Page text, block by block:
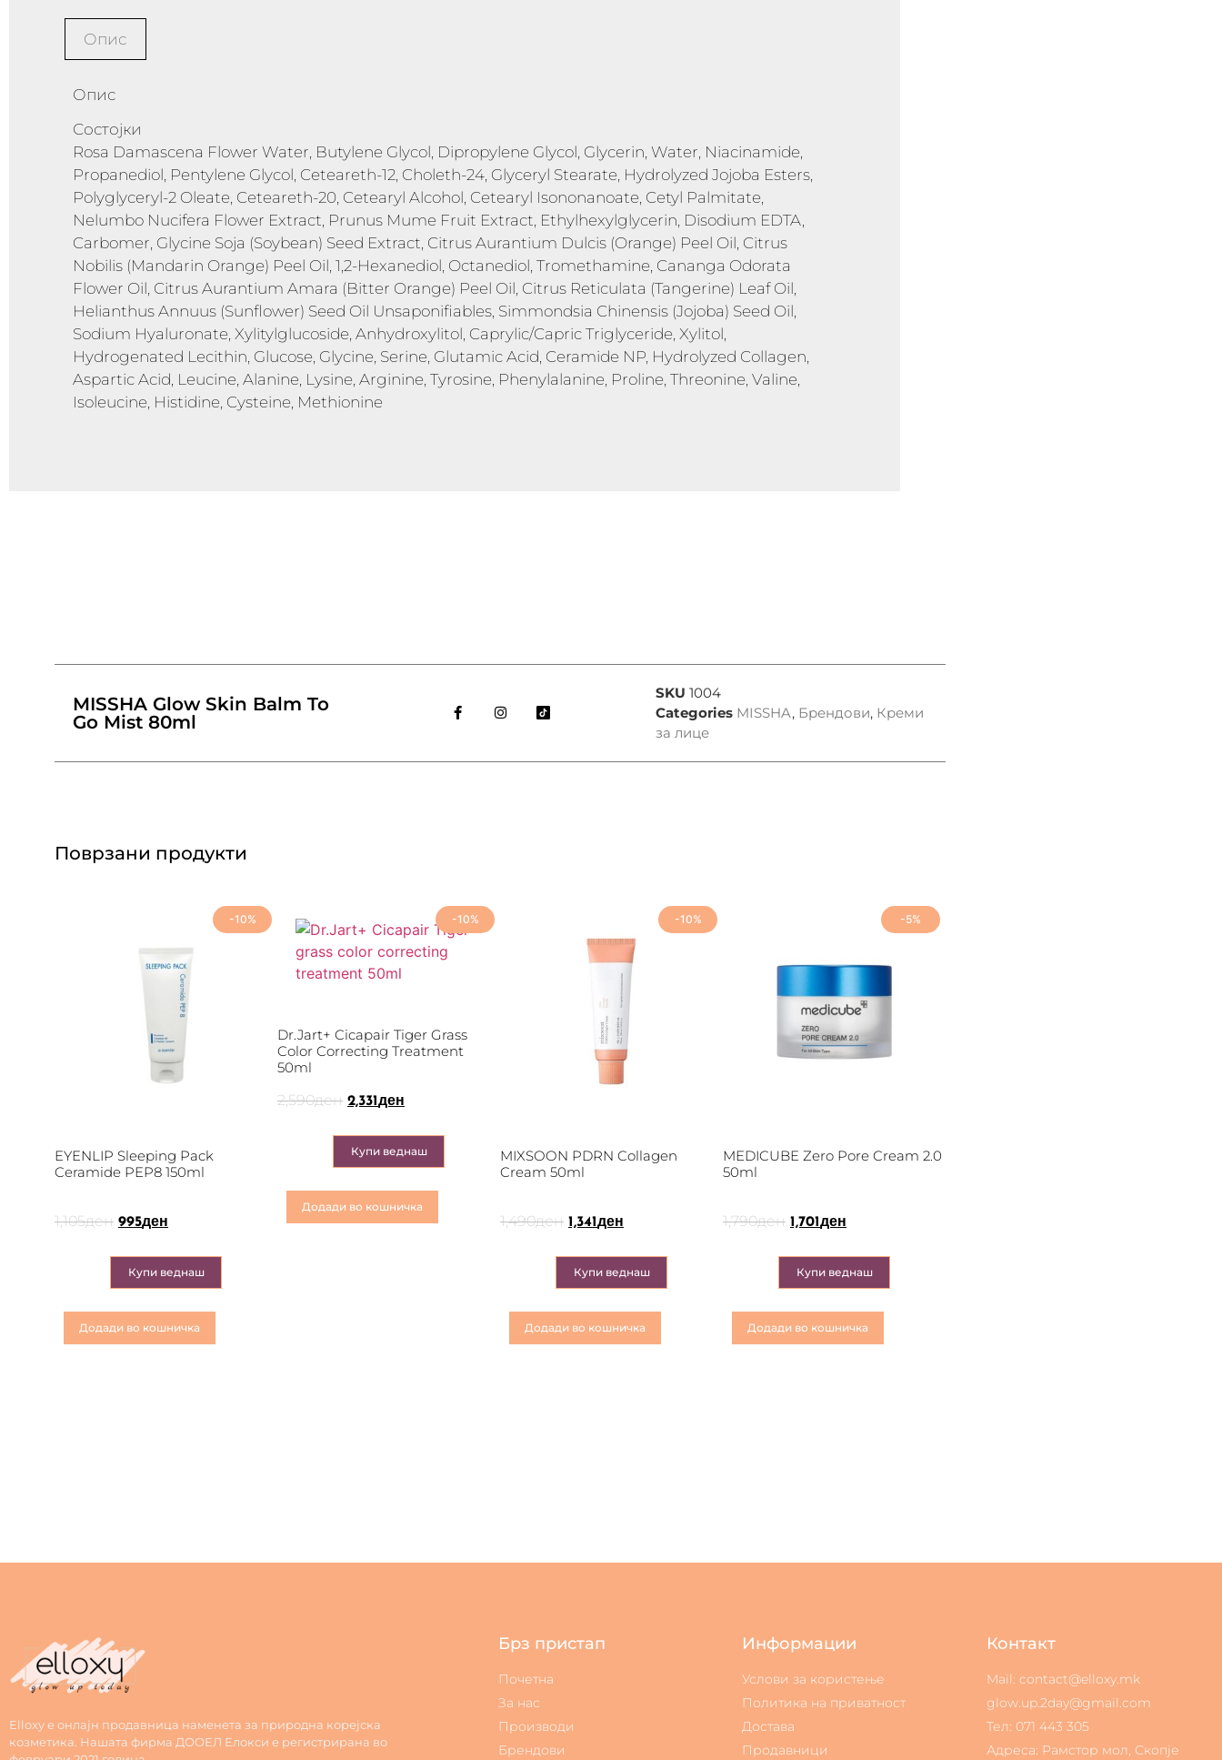
Опис
Опис
Состојки
Rosa Damascena Flower Water, Butylene Glycol, Dipropylene Glycol, Glycerin, Water, Niacinamide,
Propanediol, Pentylene Glycol, Ceteareth-12, Choleth-24, Glyceryl Stearate, Hydrolyzed Jojoba Esters,
Polyglyceryl-2 Oleate, Ceteareth-20, Cetearyl Alcohol, Cetearyl Isononanoate, Cetyl Palmitate,
Nelumbo Nucifera Flower Extract, Prunus Mume Fruit Extract, Ethylhexylglycerin, Disodium EDTA,
Carbomer, Glycine Soja (Soybean) Seed Extract, Citrus Aurantium Dulcis (Orange) Peel Oil, Citrus
Nobilis (Mandarin Orange) Peel Oil, 1,2-Hexanediol, Octanediol, Tromethamine, Cananga Odorata
Flower Oil, Citrus Aurantium Amara (Bitter Orange) Peel Oil, Citrus Reticulata (Tangerine) Leaf Oil,
Helianthus Annuus (Sunflower) Seed Oil Unsaponifiables, Simmondsia Chinensis (Jojoba) Seed Oil,
Sodium Hyaluronate, Xylitylglucoside, Anhydroxylitol, Caprylic/Capric Triglyceride, Xylitol,
Hydrogenated Lecithin, Glucose, Glycine, Serine, Glutamic Acid, Ceramide NP, Hydrolyzed Collagen,
Aspartic Acid, Leucine, Alanine, Lysine, Arginine, Tyrosine, Phenylalanine, Proline, Threonine, Valine,
Isoleucine, Histidine, Cysteine, Methionine
MISSHA Glow Skin Balm To
Go Mist 80ml
SKU 1004
Categories MISSHA, Брендови, Креми
за лице
Поврзани продукти
-10%
EYENLIP Sleeping Pack
Ceramide PEP8 150ml
1,105ден 995ден
Купи веднаш
Додади во кошничка
-10%
Dr.Jart+ Cicapair Tiger Grass
Color Correcting Treatment
50ml
2,590ден 2,331 ден
Купи веднаш
Додади во кошничка
-10%
MIXSOON PDRN Collagen
Cream 50ml
1,490ден 1,341 ден
Купи веднаш
Додади во кошничка
-5%
MEDICUBE Zero Pore Cream 2.0
50ml
1,790ден 1,701 ден
Купи веднаш
Додади во кошничка
Elloxy е онлајн продавница наменета за природна корејска
козметика. Нашата фирма ДООЕЛ Елокси е регистрирана во
Брз пристап
Почетна
За нас
Производи
Брендови
Информации
Услови за користење
Политика на приватност
Достава
Продавници
Контакт
Mail: contact@elloxy.mk
glow.up.2day@gmail.com
Тел: 071 443 305
Адреса: Рамстор мол, Скопје